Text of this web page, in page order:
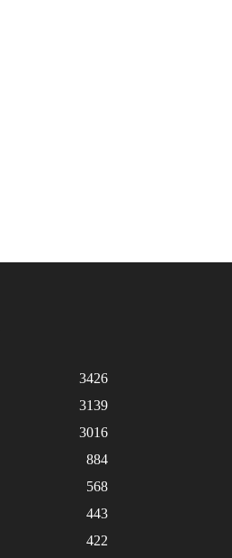
3426
3139
3016
884
568
443
422